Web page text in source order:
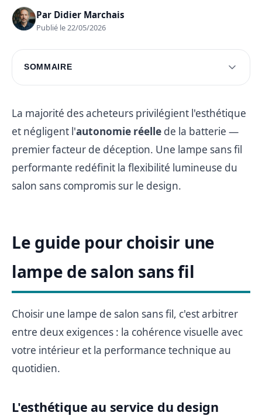
Par Didier Marchais
Publié le 22/05/2026
SOMMAIRE
Le guide pour choisir une lampe de salon sans
Sélection des meilleurs modèles disponibles
Questions fréquentes
La majorité des acheteurs privilégient l'esthétique
et négligent l'autonomie réelle de la batterie —
premier facteur de déception. Une lampe sans fil
performante redéfinit la flexibilité lumineuse du
salon sans compromis sur le design.
Le guide pour choisir une
lampe de salon sans fil
Choisir une lampe de salon sans fil, c'est arbitrer
entre deux exigences : la cohérence visuelle avec
votre intérieur et la performance technique au
quotidien.
L'esthétique au service du design